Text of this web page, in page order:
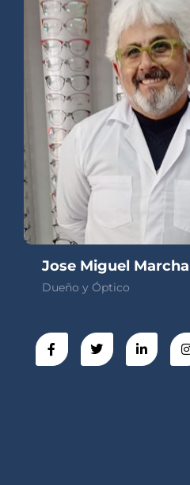
Jose Miguel
Dueño y Óptico